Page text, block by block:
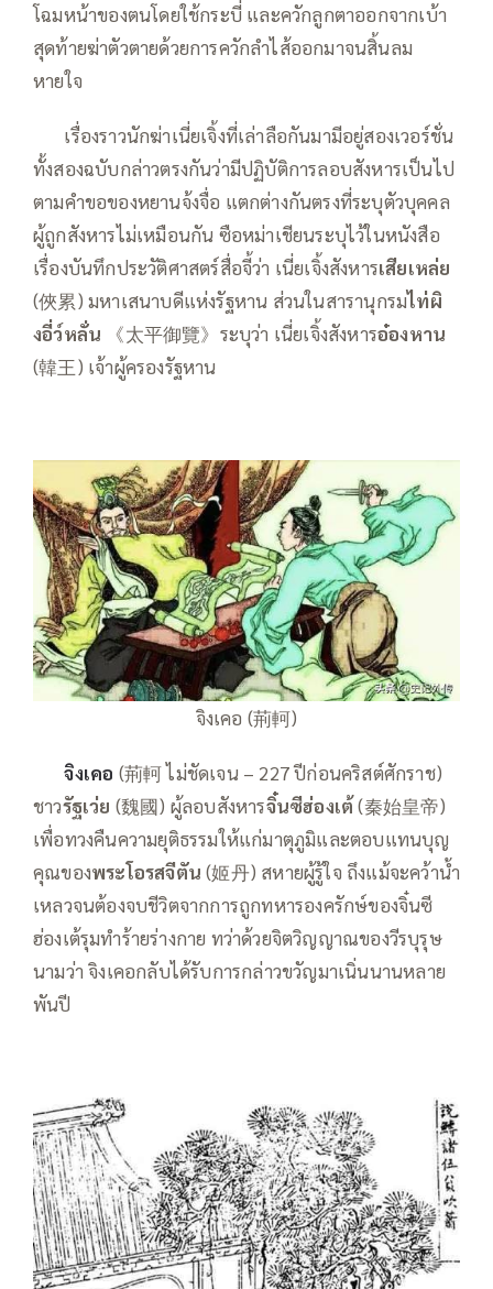
โฉมหน้าของตนโดยใช้กระบี่ และควักลูกตาออกจากเบ้า
สุดท้ายฆ่าตัวตายด้วยการควักลำไส้ออกมาจนสิ้นลม
หายใจ
เรื่องราวนักฆ่าเนี่ยเจิ้งที่เล่าลือกันมามีอยู่สองเวอร์ชั่น
ทั้งสองฉบับกล่าวตรงกันว่ามีปฏิบัติการลอบสังหารเป็นไป
ตามคำขอของหยานจ้งจื่อ แตกต่างกันตรงที่ระบุตัวบุคคล
ผู้ถูกสังหารไม่เหมือนกัน ซือหม่าเชียนระบุไว้ในหนังสือ
เรื่องบันทึกประวัติศาสตร์สื่อจี้ว่า เนี่ยเจิ้งสังหารเสียเหล่ย
(俠累) มหาเสนาบดีแห่งรัฐหาน ส่วนในสารานุกรมไท่ผิ
งอี่ว์หลั่น
《太平御覽》ระบุว่า เนี่ยเจิ้งสังหารอ๋องหาน
(韓王) เจ้าผู้ครองรัฐหาน
จิงเคอ (荊軻)
——จิงเคอ (荊軻 ไม่ชัดเจน – 227 ปีก่อนคริสต์ศักราช)
ชาวรัฐเว่ย (魏國) ผู้ลอบสังหารจิ๋นซีฮ่องเต้(秦始皇帝)
เพื่อทวงคืนความยุติธรรมให้แก่มาตุภูมิและตอบแทนบุญ
คุณของพระโอรสจีตัน (姬丹) สหายผู้รู้ใจ ถึงแม้จะคว้าน้ำ
เหลวจนต้องจบชีวิตจากการถูกทหารองครักษ์ของจิ๋นซี
ฮ่องเต้รุมทำร้ายร่างกาย ทว่าด้วยจิตวิญญาณของวีรบุรุษ
นามว่า จิงเคอกลับได้รับการกล่าวขวัญมาเนิ่นนานหลาย
พันปี